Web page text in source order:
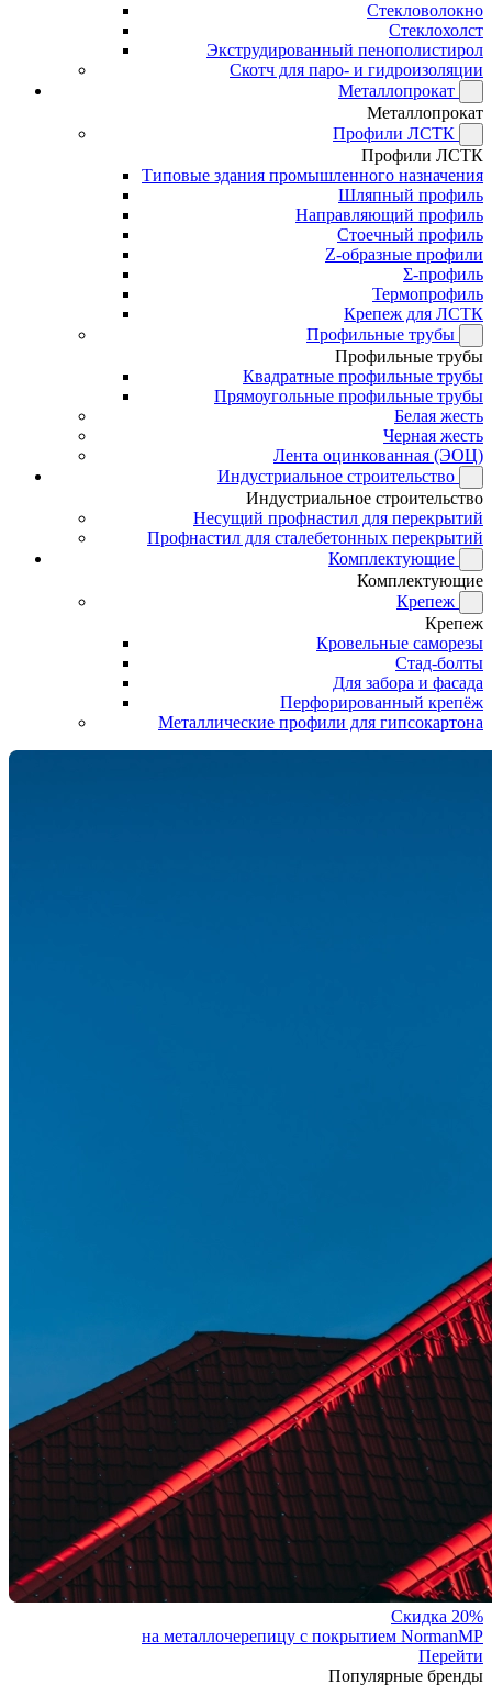
Стекловолокно
Стеклохолст
Экструдированный пенополистирол
Скотч для паро- и гидроизоляции
Металлопрокат
Металлопрокат
Профили ЛСТК
Профили ЛСТК
Типовые здания промышленного назначения
Шляпный профиль
Направляющий профиль
Стоечный профиль
Z-образные профили
Σ-профиль
Термопрофиль
Крепеж для ЛСТК
Профильные трубы
Профильные трубы
Квадратные профильные трубы
Прямоугольные профильные трубы
Белая жесть
Черная жесть
Лента оцинкованная (ЭОЦ)
Индустриальное строительство
Индустриальное строительство
Несущий профнастил для перекрытий
Профнастил для сталебетонных перекрытий
Комплектующие
Комплектующие
Крепеж
Крепеж
Кровельные саморезы
Стад-болты
Для забора и фасада
Перфорированный крепёж
Металлические профили для гипсокартона
Скидка 20%
на металлочерепицу с покрытием NormanMP
Перейти
Популярные бренды